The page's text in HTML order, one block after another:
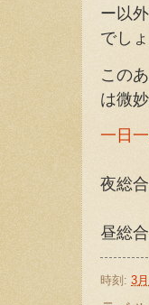
ー以
でし
この
は微
一日
夜総
昼総
時刻: 3